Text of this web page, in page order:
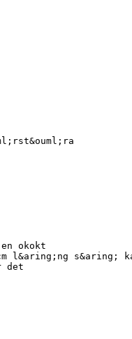
okokt
l&aring;ng s&aring;
det